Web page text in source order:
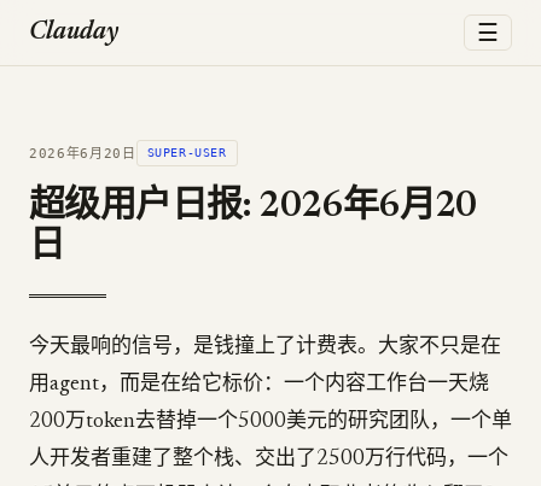
Clauday ☰
2026年6月20日 SUPER-USER
超级用户日报: 2026年6月20
日
今天最响的信号，是钱撞上了计费表。大家不只是在
用agent，而是在给它标价：一个内容工作台一天烧
200万token去替掉一个5000美元的研究团队，一个单
人开发者重建了整个栈、交出了2500万行代码，一个